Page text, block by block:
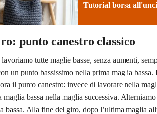
Tutorial borsa
punto canestro classico
tutte maglie basse, senza aumenti,
un punto bassissimo nella prima maglia
il punto canestro: invece di lavorare nella
maglia bassa nella maglia successiva.
bassa. Alla fine del giro, dopo l’ultima maglia